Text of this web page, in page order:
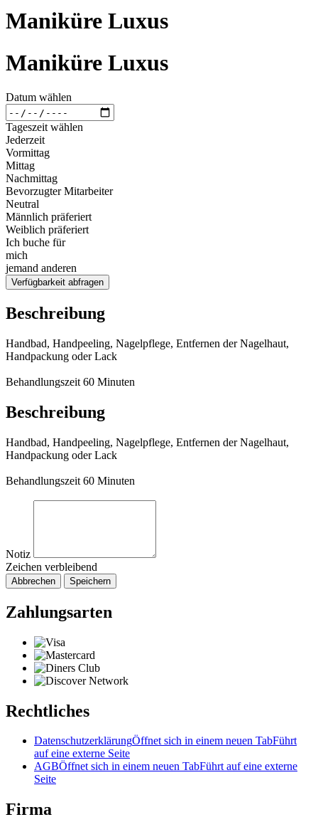
Maniküre Luxus
Maniküre Luxus
Datum wählen
Tageszeit wählen
Jederzeit
Vormittag
Mittag
Nachmittag
Bevorzugter Mitarbeiter
Neutral
Männlich präferiert
Weiblich präferiert
Ich buche für
mich
jemand anderen
Verfügbarkeit abfragen
Beschreibung
Handbad, Handpeeling, Nagelpflege, Entfernen der Nagelhaut,
Handpackung oder Lack
Behandlungszeit 60 Minuten
Beschreibung
Handbad, Handpeeling, Nagelpflege, Entfernen der Nagelhaut,
Handpackung oder Lack
Behandlungszeit 60 Minuten
Notiz
Zeichen verbleibend
Abbrechen Speichern
Zahlungsarten
Rechtliches
DatenschutzerklärungÖffnet sich in einem neuen TabFührt
auf eine externe Seite
AGBÖffnet sich in einem neuen TabFührt auf eine externe
Seite
Firma